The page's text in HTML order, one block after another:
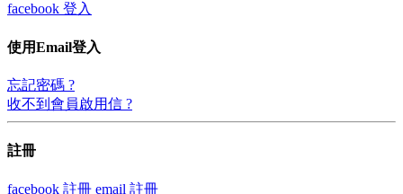
facebook 登入
使用Email登入
忘記密碼 ?
收不到會員啟用信 ?
註冊
facebook 註冊 email 註冊